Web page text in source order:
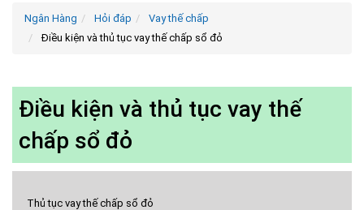
Ngân Hàng Hỏi đáp
Vay thế chấp
Điều kiện và thủ tục vay thế chấp sổ đỏ
Điều kiện và thủ tục vay thế
chấp sổ đỏ
Thủ tục vay thế chấp sổ đỏ